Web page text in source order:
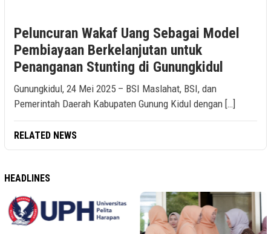
Peluncuran Wakaf Uang Sebagai Model
Pembiayaan Berkelanjutan untuk
Penanganan Stunting di Gunungkidul
Gunungkidul, 24 Mei 2025 – BSI Maslahat, BSI, dan
Pemerintah Daerah Kabupaten Gunung Kidul dengan […]
RELATED NEWS
HEADLINES